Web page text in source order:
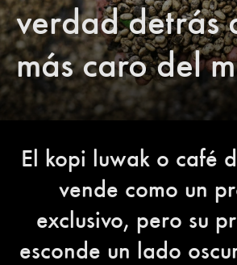
verdad detrás
más caro del
El kopi luwak o café
vende como un
exclusivo, pero su
esconde un lado